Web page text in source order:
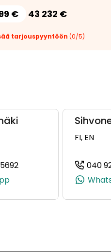
€ 43 232 €
tarjouspyyntöön (0/5)
+358 50 415 2920)
(+358409225692,
FI, EN
040